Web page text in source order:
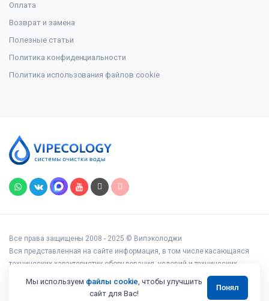
Оплата
Возврат и замена
Полезные статьи
Политика конфиденциальности
Политика использования файлов cookie
Все права защищены 2008 - 2025 © Випэколоджи
Вся представленная на сайте информация, в том числе касающаяся
технических характеристик оборудования, условий и технических
возможностей подключения, наличия на складе, стоимости товаров и
услуг, носит информационный характер и ни при каких условиях не
Мы используем файлы cookie, чтобы улучшить
сайт для Вас!
Понял